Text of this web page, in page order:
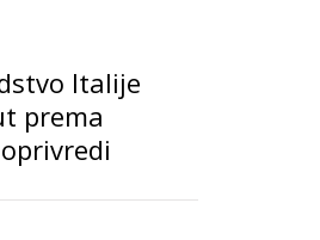
Italije
prema